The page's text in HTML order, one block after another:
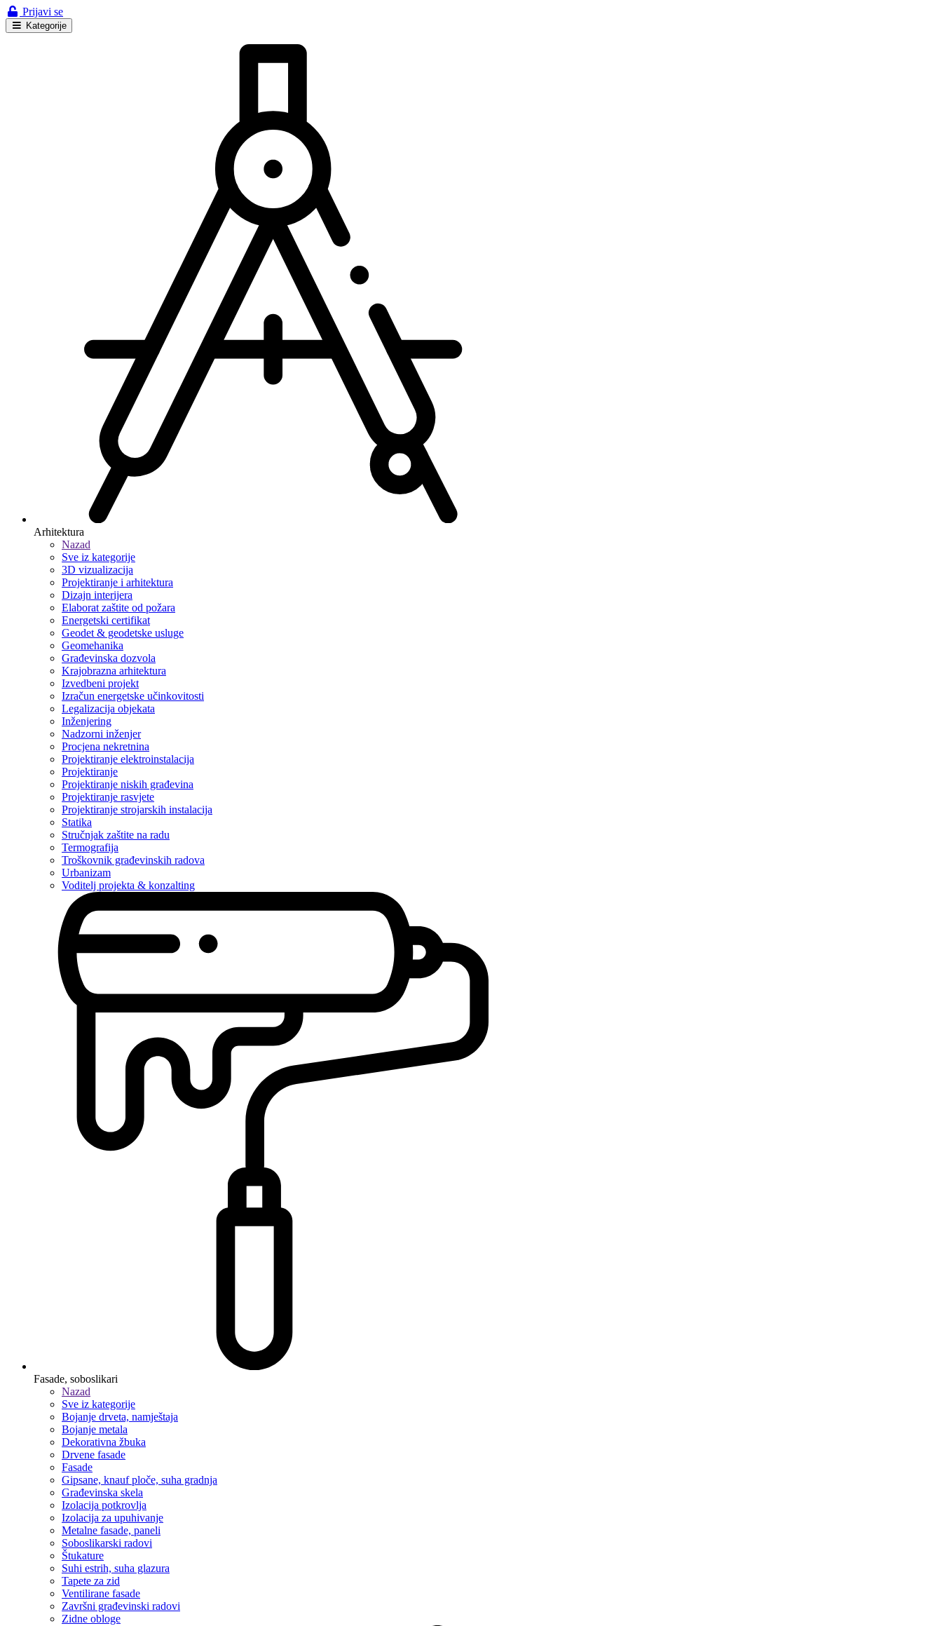
Prijavi se
Kategorije
Arhitektura
Nazad
Sve iz kategorije
3D vizualizacija
Projektiranje i arhitektura
Dizajn interijera
Elaborat zaštite od požara
Energetski certifikat
Geodet & geodetske usluge
Geomehanika
Građevinska dozvola
Krajobrazna arhitektura
Izvedbeni projekt
Izračun energetske učinkovitosti
Legalizacija objekata
Inženjering
Nadzorni inženjer
Procjena nekretnina
Projektiranje elektroinstalacija
Projektiranje
Projektiranje niskih građevina
Projektiranje rasvjete
Projektiranje strojarskih instalacija
Statika
Stručnjak zaštite na radu
Termografija
Troškovnik građevinskih radova
Urbanizam
Voditelj projekta & konzalting
Fasade, soboslikari
Nazad
Sve iz kategorije
Bojanje drveta, namještaja
Bojanje metala
Dekorativna žbuka
Drvene fasade
Fasade
Gipsane, knauf ploče, suha gradnja
Građevinska skela
Izolacija potkrovlja
Izolacija za upuhivanje
Metalne fasade, paneli
Soboslikarski radovi
Štukature
Suhi estrih, suha glazura
Tapete za zid
Ventilirane fasade
Završni građevinski radovi
Zidne obloge